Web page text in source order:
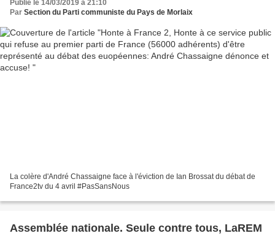
accuse!
Publié le 14/03/2019 à 21:10
Par Section du Parti communiste du Pays de Morlaix
La colère d'André Chassaigne face à l'éviction de Ian Brossat du débat de
France2tv du 4 avril #PasSansNous
Assemblée nationale. Seule contre tous, LaREM